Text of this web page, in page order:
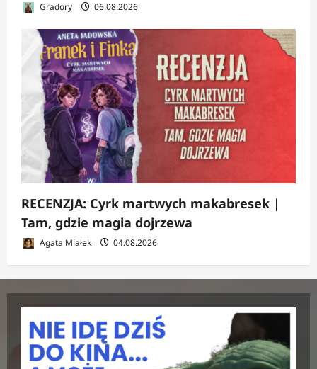
Gradory 06.08.2026
RECENZJA: Cyrk martwych makabresek |
Tam, gdzie magia dojrzewa
Agata Miałek 04.08.2026